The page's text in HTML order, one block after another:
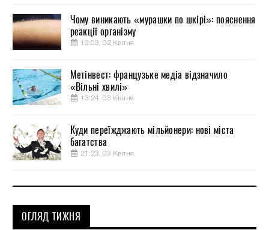
Чому виникають «мурашки по шкірі»: пояснення
реакції організму
19:03, 02 Квітня
Метінвест: французьке медіа відзначило
«Вільні хвилі»
13:24, 03 Квітня
Куди переїжджають мільйонери: нові міста
багатства
21:23, 03 Квітня
ОГЛЯД ТИЖНЯ